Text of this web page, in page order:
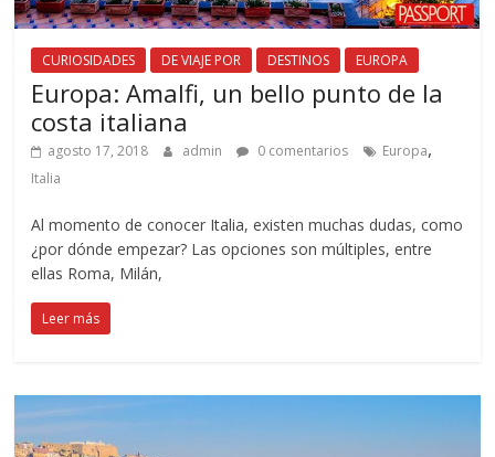
CURIOSIDADES DE VIAJE POR DESTINOS EUROPA
Europa: Amalfi, un bello punto de la
costa italiana
agosto 17, 2018 admin 0 comentarios Europa,
Italia
Al momento de conocer Italia, existen muchas dudas, como
¿por dónde empezar? Las opciones son múltiples, entre
ellas Roma, Milán,
Leer más